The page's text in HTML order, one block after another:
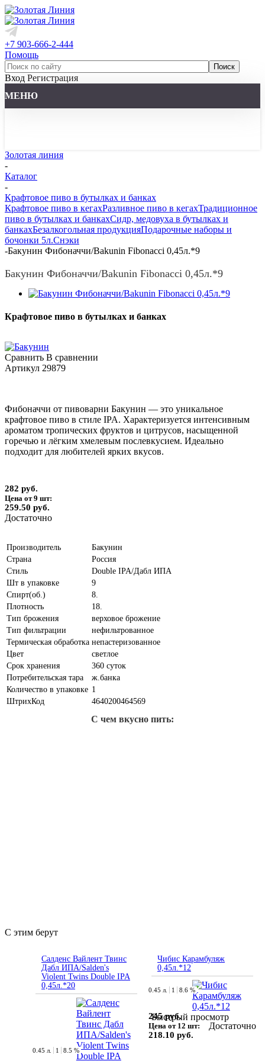
+7 903-666-2-444
Помощь
Вход Регистрация
МЕНЮ
Золотая линия
-
Каталог
-
Крафтовое пиво в бутылках и банках
Крафтовое пиво в кегахРазливное пиво в кегахТрадиционное
пиво в бутылках и банкахСидр, медовуха в бутылках и
банкахБезалкогольная продукцияПодарочные наборы и
бочонки 5л.Снэки
-Бакунин Фибоначчи/Bakunin Fibonacci 0,45л.*9
Бакунин Фибоначчи/Bakunin Fibonacci 0,45л.*9
Крафтовое пиво в бутылках и банках
Сравнить В сравнении
Артикул 29879
Фибоначчи от пивоварни Бакунин — это уникальное
крафтовое пиво в стиле IPA. Характеризуется интенсивным
ароматом тропических фруктов и цитрусов, насыщенной
горечью и лёгким хмелевым послевкусием. Идеально
подходит для любителей ярких вкусов.
282 руб.
Цена от 9 шт:
259.50 руб.
Достаточно
Производитель
Бакунин
Страна
Россия
Стиль
Double IPA/Дабл ИПА
Шт в упаковке
9
Спирт(об.)
8.
Плотность
18.
Тип брожения
верховое брожение
Тип фильтрации
нефильтрованное
Термическая обработка непастеризованное
Цвет
светлое
Срок хранения
360 суток
Потребительская тара
ж.банка
Количество в упаковке 1
ШтрихКод
4640200464569
С чем вкусно пить:
С этим берут
Салденс Вайлент Твинс
Дабл ИПА/Salden's
Violent Twins Double IPA
0,45л.*20
0.45 л. 1 8.5 %
Чибис Карамбуляж
0,45л.*12
Быстрый просмотр
0.45 л. 1 8.6 %
245 руб.
Цена от 12 шт:
218.10 руб.
Достаточно